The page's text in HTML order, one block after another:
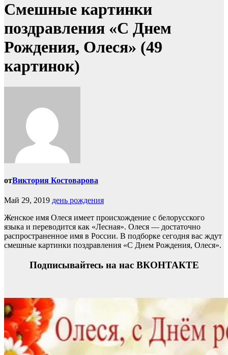
Смешные картинки
поздравления «С Днем
Рождения, Олеся» (49
картинок)
отВиктория Костоварова
Май 29, 2019 день рождения
Женское имя Олеся имеет происхождение с белорусского
языка и переводится как «Лесная». Олеся — достаточно
распространенное имя в России. В подборке сегодня вас ждут
смешные картинки поздравления «С Днем Рождения, Олеся».
Подписывайтесь на нас ВКОНТАКТЕ